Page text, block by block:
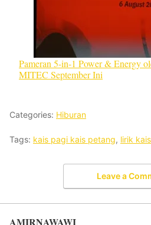
Pameran 5-in-1 Power & Energy
MITEC September Ini
Categories: Hiburan
Tags: kais pagi kais petang, lirik
Leave a
AMIRNAWAWI